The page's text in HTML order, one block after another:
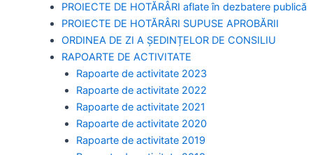
PROIECTE DE HOTĂRÂRI aflate în dezbatere publică
PROIECTE DE HOTĂRÂRI SUPUSE APROBĂRII
ORDINEA DE ZI A ȘEDINȚELOR DE CONSILIU
RAPOARTE DE ACTIVITATE
Rapoarte de activitate 2023
Rapoarte de activitate 2022
Rapoarte de activitate 2021
Rapoarte de activitate 2020
Rapoarte de activitate 2019